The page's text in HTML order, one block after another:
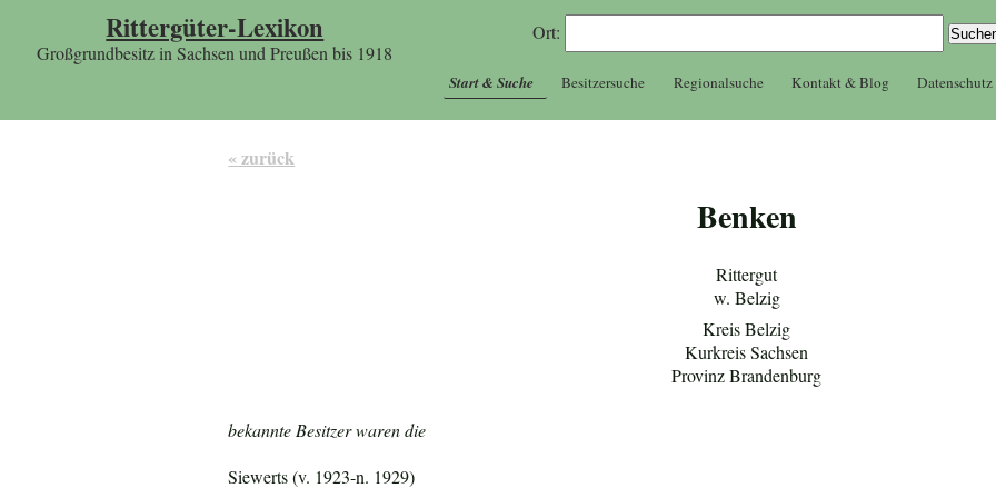
Rittergüter-Lexikon
Großgrundbesitz in Sachsen und Preußen bis 1918
Ort:
Start & Suche Besitzersuche Regionalsuche Kontakt & Blog Datenschutz
« zurück
Benken
Rittergut
w. Belzig
Kreis Belzig
Kurkreis Sachsen
Provinz Brandenburg
bekannte Besitzer waren die
Siewerts (v. 1923-n. 1929)